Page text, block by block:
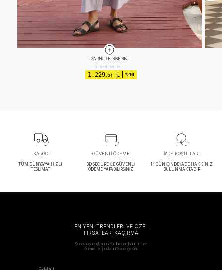
APOLETLI ELBISE EKRU
2.599,90TL
1.299,96 TL %50
KARGO
TÜM DÜNYA’YA HIZLI
TESLİMAT
GÜVENLİ ÖDEME
3D SECURE İLE GÜVENLİ
ÖDEME YAPABİLİRSİNİZ
İADE KOŞULLARI
14 GÜN İÇİNDE İADE HAKKINIZ
BULUNMAKTADIR
EN YENİ TRENDLERİ VE ÖZEL
FIRSATLARI KAÇIRMA
Şimdi abone ol, modaya dair son haberler ve
öneriler e-posta adresine gelsin.